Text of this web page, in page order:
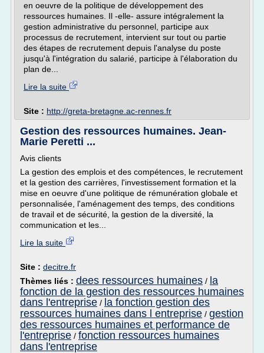
en oeuvre de la politique de développement des
ressources humaines. Il -elle- assure intégralement la
gestion administrative du personnel, participe aux
processus de recrutement, intervient sur tout ou partie
des étapes de recrutement depuis l'analyse du poste
jusqu'à l'intégration du salarié, participe à l'élaboration du
plan de...
Lire la suite
Site : http://greta-bretagne.ac-rennes.fr
Gestion des ressources humaines. Jean-
Marie Peretti ...
Avis clients
La gestion des emplois et des compétences, le recrutement
et la gestion des carrières, l'investissement formation et la
mise en oeuvre d'une politique de rémunération globale et
personnalisée, l'aménagement des temps, des conditions
de travail et de sécurité, la gestion de la diversité, la
communication et les...
Lire la suite
Site : decitre.fr
Thèmes liés : dees ressources humaines / la
fonction de la gestion des ressources humaines
dans l'entreprise / la fonction gestion des
ressources humaines dans l entreprise / gestion
des ressources humaines et performance de
l'entreprise / fonction ressources humaines
dans l'entreprise